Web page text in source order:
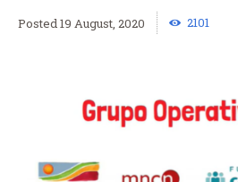
19 August, 2020 2101